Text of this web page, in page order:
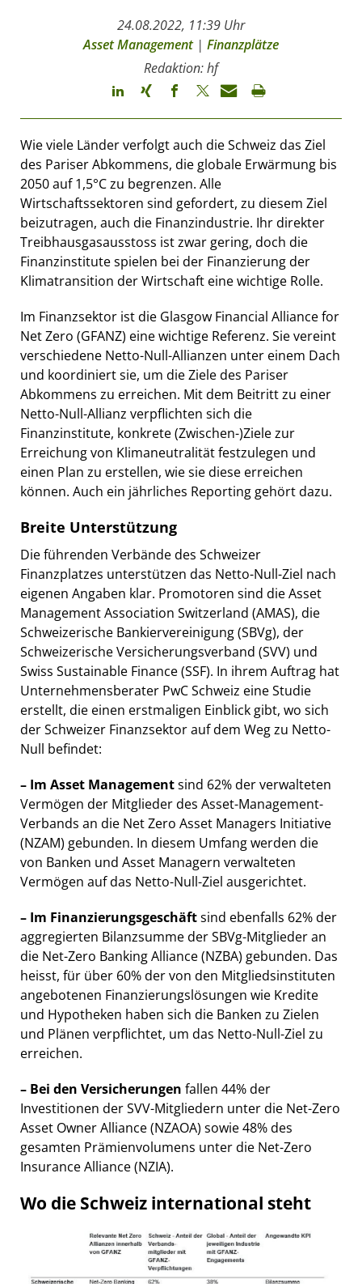
24.08.2022, 11:39 Uhr
Asset Management| Finanzplätze
Redaktion: hf
Wie viele Länder verfolgt auch die Schweiz das Ziel
des Pariser Abkommens, die globale Erwärmung bis
2050 auf 1,5°C zu begrenzen. Alle
Wirtschaftssektoren sind gefordert, zu diesem Ziel
beizutragen, auch die Finanzindustrie. Ihr direkter
Treibhausgasausstoss ist zwar gering, doch die
Finanzinstitute spielen bei der Finanzierung der
Klimatransition der Wirtschaft eine wichtige Rolle.
Im Finanzsektor ist die Glasgow Financial Alliance for
Net Zero (GFANZ) eine wichtige Referenz. Sie vereint
verschiedene Netto-Null-Allianzen unter einem Dach
und koordiniert sie, um die Ziele des Pariser
Abkommens zu erreichen. Mit dem Beitritt zu einer
Netto-Null-Allianz verpflichten sich die
Finanzinstitute, konkrete (Zwischen-)Ziele zur
Erreichung von Klimaneutralität festzulegen und
einen Plan zu erstellen, wie sie diese erreichen
können. Auch ein jährliches Reporting gehört dazu.
Breite Unterstützung
Die führenden Verbände des Schweizer
Finanzplatzes unterstützen das Netto-Null-Ziel nach
eigenen Angaben klar. Promotoren sind die Asset
Management Association Switzerland (AMAS), die
Schweizerische Bankiervereinigung (SBVg), der
Schweizerische Versicherungsverband (SVV) und
Swiss Sustainable Finance (SSF). In ihrem Auftrag hat
Unternehmensberater PwC Schweiz eine Studie
erstellt, die einen erstmaligen Einblick gibt, wo sich
der Schweizer Finanzsektor auf dem Weg zu Netto-
Null befindet:
– Im Asset Managementsind 62% der verwalteten
Vermögen der Mitglieder des Asset-Management-
Verbands an die Net Zero Asset Managers Initiative
(NZAM) gebunden. In diesem Umfang werden die
von Banken und Asset Managern verwalteten
Vermögen auf das Netto-Null-Ziel ausgerichtet.
– Im Finanzierungsgeschäftsind ebenfalls 62% der
aggregierten Bilanzsumme der SBVg-Mitglieder an
die Net-Zero Banking Alliance (NZBA) gebunden. Das
heisst, für über 60% der von den Mitgliedsinstituten
angebotenen Finanzierungslösungen wie Kredite
und Hypotheken haben sich die Banken zu Zielen
und Plänen verpflichtet, um das Netto-Null-Ziel zu
erreichen.
– Bei den Versicherungen fallen 44% der
Investitionen der SVV-Mitgliedern unter die Net-Zero
Asset Owner Alliance (NZAOA) sowie 48% des
gesamten Prämienvolumens unter die Net-Zero
Insurance Alliance (NZIA).
Wo die Schweiz international steht